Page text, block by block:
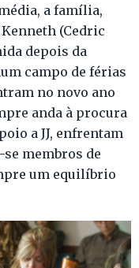
a família,
(Cedric
depois da
campo de férias
no novo ano
anda à procura
a JJ, enfrentam
membros de
um equilíbrio